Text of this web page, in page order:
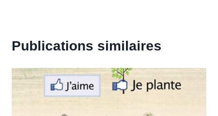
Publications similaires